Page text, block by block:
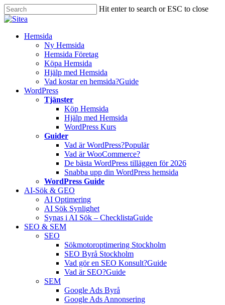
Skip
to
content
Hit enter to search or ESC to close
Close
InnehållHemsida
Ny Hemsida
Hemsida Företag
Köpa Hemsida
Hjälp med Hemsida
Vad kostar en hemsida?Guide
WordPress
Tjänster
Köp Hemsida
Hjälp med Hemsida
WordPress Kurs
Guider
Vad är WordPress?Populär
Vad är WooCommerce?
De bästa WordPress tilläggen för 2026
Snabba upp din WordPress hemsida
WordPress Guide
AI-Sök & GEO
AI Optimering
AI Sök Synlighet
Synas i AI Sök – ChecklistaGuide
SEO & SEM
SEO
Sökmotoroptimering Stockholm
SEO Byrå Stockholm
Vad gör en SEO Konsult?Guide
Vad är SEO?Guide
SEM
Google Ads Byrå
Google Ads Annonsering